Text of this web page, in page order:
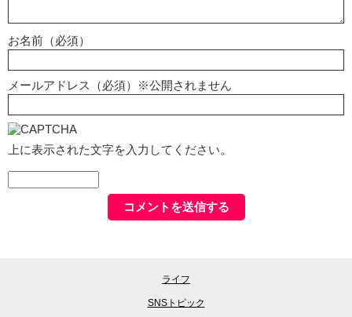
お名前（必須）
メールアドレス（必須）※公開されません
上に表示された文字を入力してください。
ライフ
SNSトピック